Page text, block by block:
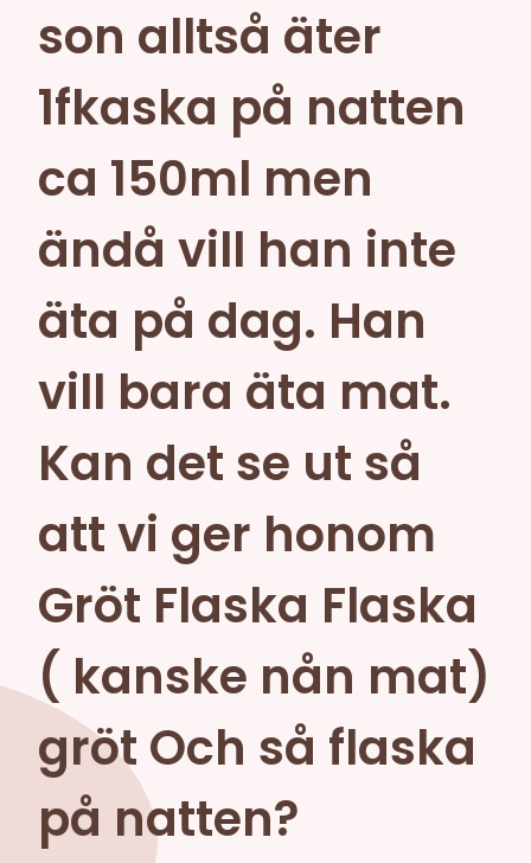
son alltså äter
1fkaska på natten
ca 150ml men
ändå vill han inte
äta på dag. Han
vill bara äta mat.
Kan det se ut så
att vi ger honom
Gröt Flaska Flaska
( kanske nån mat)
gröt Och så flaska
på natten?